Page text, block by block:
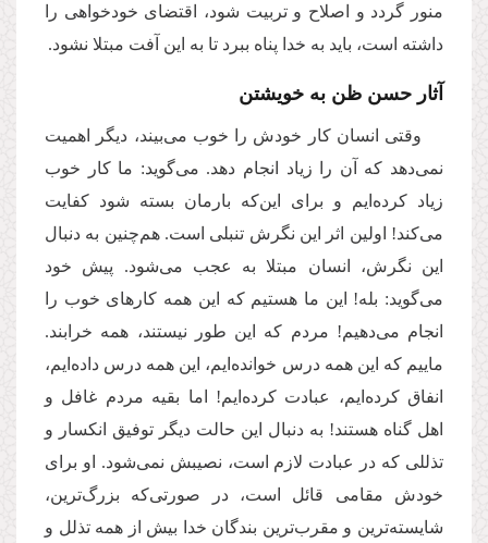
منور گردد و اصلاح و تربیت شود، اقتضای خودخواهی را
داشته است، باید به خدا پناه ببرد تا به این آفت مبتلا نشود.
آثار حسن ظن به خویشتن
وقتی انسان کار خودش را خوب می‌بیند، دیگر اهمیت
نمی‌دهد که آن را زیاد انجام دهد. می‌گوید: ما کار خوب
زیاد کرده‌ایم و برای این‌که بارمان بسته شود کفایت
می‌کند! اولین اثر این نگرش تنبلی است. هم‌چنین به دنبال
این نگرش، انسان مبتلا به عجب می‌شود. پیش خود
می‌گوید: بله! این ما هستیم که این همه کارهای خوب را
انجام می‌دهیم! مردم که این طور نیستند، همه خرابند.
ماییم که این همه درس خوانده‌ا‌یم، این همه درس داده‌ایم،
انفاق کرده‌ایم، عبادت کرده‌ایم! اما بقیه مردم غافل و
اهل گناه هستند! به دنبال این حالت دیگر توفیق انکسار و
تذللی که در عبادت لازم است، نصیبش نمی‌شود. او برای
خودش مقامی قائل است، در صورتی‌که بزرگ‌ترین،
شایسته‌ترین و مقرب‌ترین بندگان خدا بیش از همه تذلل و